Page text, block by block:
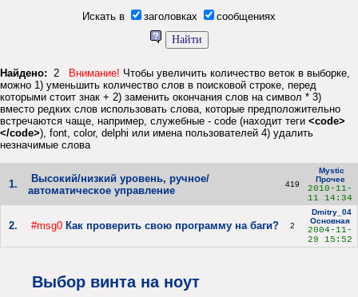
Искать в заголовках сообщениях
Найдено: 2 Внимание! Чтобы увеличить количество веток в выборке,
можно 1) уменьшить количество слов в поисковой строке, перед
которыми стоит знак + 2) заменить окончания слов на символ * 3)
вместо редких слов использовать слова, которые предположительно
встречаются чаще, например, служебные - code (находит теги <code>
</code>), font, color, delphi или имена пользователей 4) удалить
незначимые слова
1.
Высокий/низкий уровень, ручное/
автоматическое управление
419
Mystic
Прочее
2010-11-
11 14:34
2. #msg0 Как проверить свою программу на баги? 2
Dmitry_04
Основная
2004-11-
29 15:52
Выбор винта на ноут